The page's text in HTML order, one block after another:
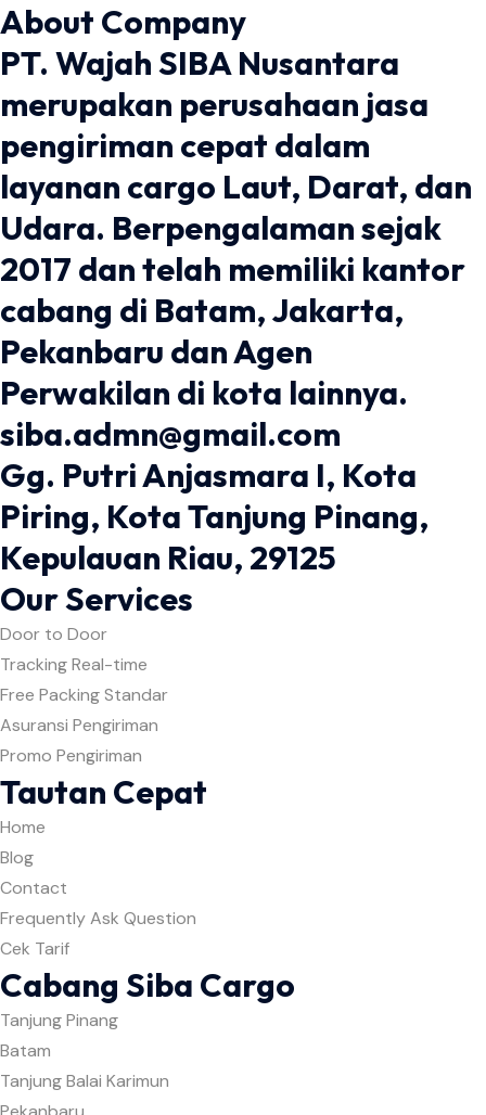
About Company
PT. Wajah SIBA Nusantara
merupakan perusahaan jasa
pengiriman cepat dalam
layanan cargo Laut, Darat, dan
Udara. Berpengalaman sejak
2017 dan telah memiliki kantor
cabang di Batam, Jakarta,
Pekanbaru dan Agen
Perwakilan di kota lainnya.
siba.admn@gmail.com
Gg. Putri Anjasmara I, Kota
Piring, Kota Tanjung Pinang,
Kepulauan Riau, 29125
Our Services
Door to Door
Tracking Real-time
Free Packing Standar
Asuransi Pengiriman
Promo Pengiriman
Tautan Cepat
Home
Blog
Contact
Frequently Ask Question
Cek Tarif
Cabang Siba Cargo
Tanjung Pinang
Batam
Tanjung Balai Karimun